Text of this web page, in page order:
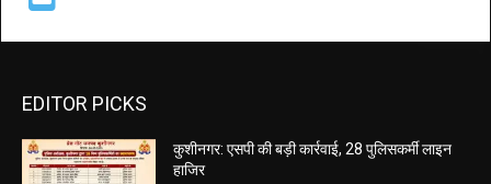
EDITOR PICKS
कुशीनगर: एसपी की बड़ी कार्रवाई, 28 पुलिसकर्मी लाइन
हाजिर